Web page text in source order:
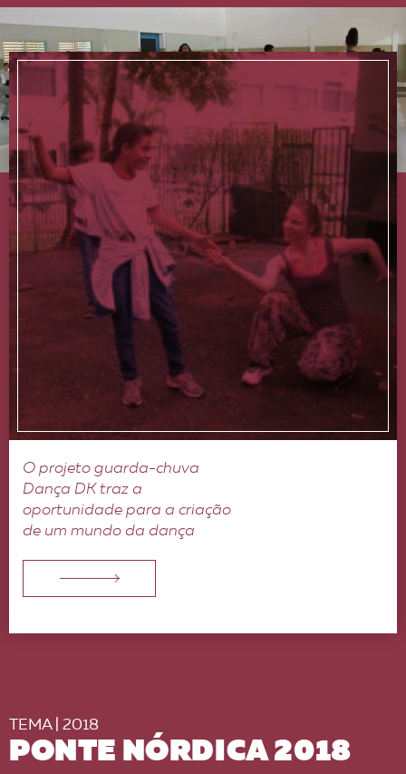
O projeto guarda-chuva
Dança DK traz a
oportunidade para a criação
de um mundo da dança
TEMA | 2018
PONTE NÓRDICA 2018